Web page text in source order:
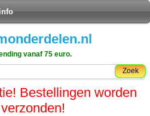
vanaf 75 euro.
Zoek
Bestellingen worden